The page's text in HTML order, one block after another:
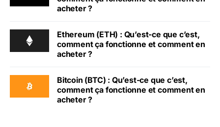
acheter ?
Ethereum (ETH) : Qu’est-ce que c’est,
comment ça fonctionne et comment en
acheter ?
Bitcoin (BTC) : Qu’est-ce que c’est,
comment ça fonctionne et comment en
acheter ?